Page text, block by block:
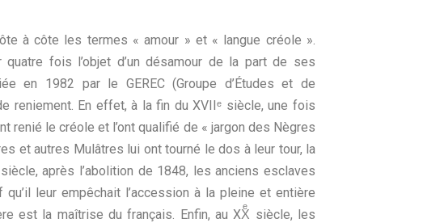
à côte les termes « amour » et « langue créole ».
fois l’objet d’un désamour de la part de ses
en 1982 par le GEREC (Groupe d’Études et de
reniement. En effet, à la fin du XVIIᵉ siècle, une fois
renié le créole et l’ont qualifié de « jargon des Nègres
et autres Mulâtres lui ont tourné le dos à leur tour, la
après l’abolition de 1848, les anciens esclaves
leur empêchait l’accession à la pleine et entière
est la maîtrise du français. Enfin, au XXͤ siècle, les